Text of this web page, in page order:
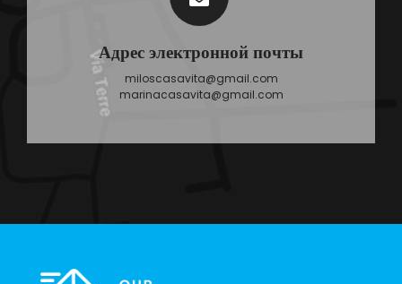
Адрес электронной почты
miloscasavita@gmail.com
marinacasavita@gmail.com